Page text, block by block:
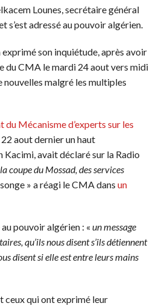
Lounes, secrétaire général
s’est adressé au pouvoir algérien.
son inquiétude, après avoir
du CMA le mardi 24 aout vers midi
nouvelles malgré les multiples
du Mécanisme d’experts sur les
aout dernier un haut
avait déclaré sur la Radio
coupe du Mossad, des services
» a réagi le CMA dansun
au pouvoir algérien : «un message
qu’ils nous disent s’ils détiennent
disent si elle est entre leurs mains
ceux qui ont exprimé leur